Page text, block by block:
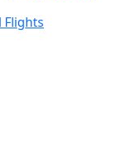
Flights